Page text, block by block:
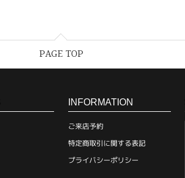
PAGE TOP
INFORMATION
ご来店予約
特定商取引に関する表記
プライバシーポリシー